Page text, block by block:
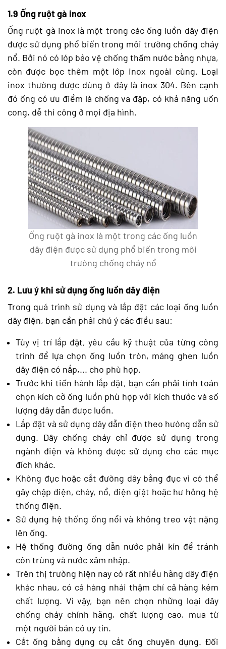
1.9 Ống ruột gà inox
Ống ruột gà inox là một trong các ống luồn dây điện
được sử dụng phổ biến trong môi trường chống cháy
nổ. Bởi nó có lớp bảo vệ chống thấm nước bằng nhựa,
còn được bọc thêm một lớp inox ngoài cùng. Loại
inox thường được dùng ở đây là inox 304. Bên cạnh
đó ống có ưu điểm là chống va đập, có khả năng uốn
cong, dễ thi công ở mọi địa hình.
Ống ruột gà inox là một trong các ống luồn
dây điện được sử dụng phổ biến trong môi
trường chống cháy nổ
2. Lưu ý khi sử dụng ống luồn dây điện
Trong quá trình sử dụng và lắp đặt các loại ống luồn
dây điện, bạn cần phải chú ý các điều sau:
Tùy vị trí lắp đặt, yêu cầu kỹ thuật của từng công
trình để lựa chọn ống luồn tròn, máng ghen luồn
dây điện có nắp,... cho phù hợp.
Trước khi tiến hành lắp đặt, bạn cần phải tính toán
chọn kích cỡ ống luồn phù hợp với kích thước và số
lượng dây dẫn được luồn.
Lắp đặt và sử dụng dây dẫn điện theo hướng dẫn sử
dụng. Dây chống cháy chỉ được sử dụng trong
ngành điện và không được sử dụng cho các mục
đích khác.
Không đục hoặc cắt đường dây bằng đục vì có thể
gây chập điện, cháy, nổ, điện giật hoặc hư hỏng hệ
thống điện.
Sử dụng hệ thống ống nổi và không treo vật nặng
lên ống.
Hệ thống đường ống dẫn nước phải kín để tránh
côn trùng và nước xâm nhập.
Trên thị trường hiện nay có rất nhiều hãng dây điện
khác nhau, có cả hàng nhái thậm chí cả hàng kém
chất lượng. Vì vậy, bạn nên chọn những loại dây
chống cháy chính hãng, chất lượng cao, mua từ
một người bán có uy tín.
Cắt ống bằng dụng cụ cắt ống chuyên dụng. Đối